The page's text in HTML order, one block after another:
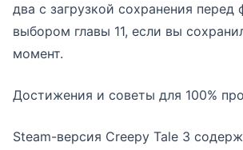
два с загрузкой сохранения перед
выбором главы 11, если вы
момент.
Достижения и советы для 100%
Steam-версия Creepy Tale 3